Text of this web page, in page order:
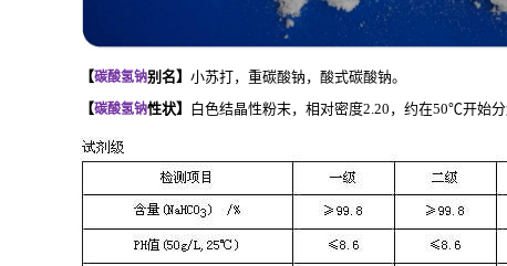
【碳酸氢钠别名】 小苏打，重碳酸钠，酸式碳酸钠。
【碳酸氢钠性状】 白色结晶性粉末，相对密度2.20，约在50℃开始